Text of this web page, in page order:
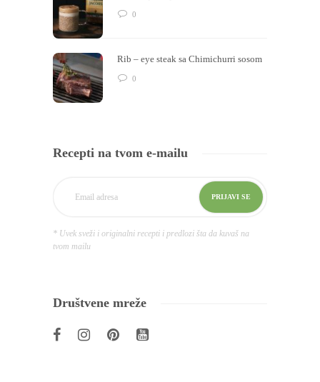
0
Rib – eye steak sa Chimichurri sosom
0
Recepti na tvom e-mailu
* Uvek sveži i originalni recepti i predlozi šta da kuvaš na
tvom mailu
Društvene mreže